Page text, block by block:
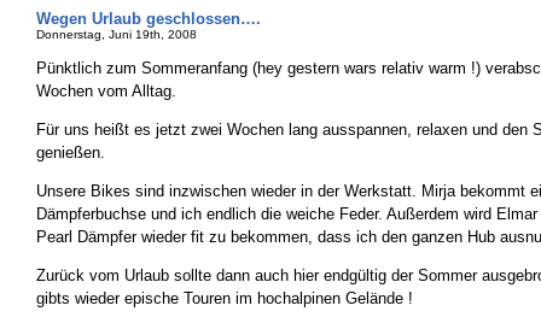
Wegen Urlaub geschlossen….
Donnerstag, Juni 19th, 2008
Pünktlich zum Sommeranfang (hey gestern wars relativ warm !)
Wochen vom Alltag.
Für uns heißt es jetzt zwei Wochen lang ausspannen, relaxen und den
genießen.
Unsere Bikes sind inzwischen wieder in der Werkstatt. Mirja bekommt
Dämpferbuchse und ich endlich die weiche Feder. Außerdem wird
Pearl Dämpfer wieder fit zu bekommen, dass ich den ganzen Hub
Zurück vom Urlaub sollte dann auch hier endgültig der Sommer
gibts wieder epische Touren im hochalpinen Gelände !